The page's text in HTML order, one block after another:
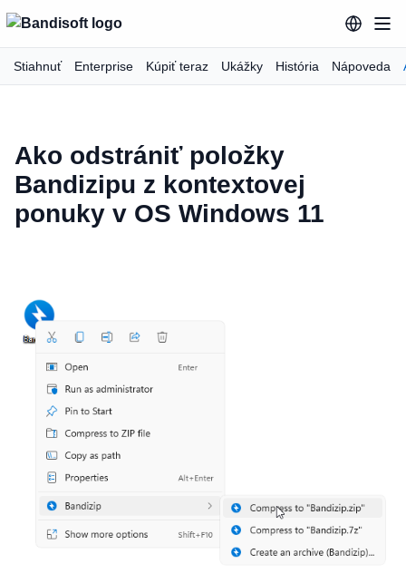
Stiahnuť Enterprise Kúpiť teraz Ukážky História Nápoveda
Ako odstrániť položky
Bandizipu z kontextovej
ponuky v OS Windows 11